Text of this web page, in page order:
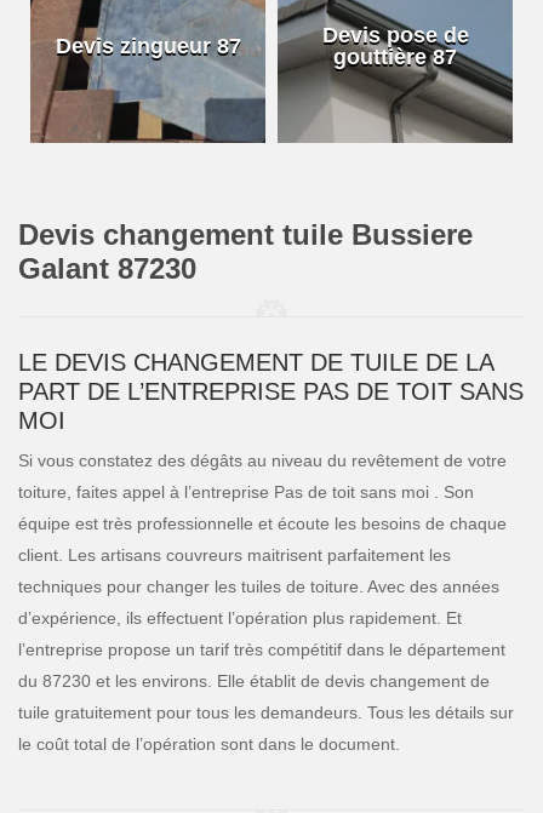
Devis zingueur 87
Devis pose de
gouttière 87
Devis changement tuile Bussiere
Galant 87230
LE DEVIS CHANGEMENT DE TUILE DE LA
PART DE L’ENTREPRISE PAS DE TOIT SANS
MOI
Si vous constatez des dégâts au niveau du revêtement de votre
toiture, faites appel à l’entreprise Pas de toit sans moi . Son
équipe est très professionnelle et écoute les besoins de chaque
client. Les artisans couvreurs maitrisent parfaitement les
techniques pour changer les tuiles de toiture. Avec des années
d’expérience, ils effectuent l’opération plus rapidement. Et
l’entreprise propose un tarif très compétitif dans le département
du 87230 et les environs. Elle établit de devis changement de
tuile gratuitement pour tous les demandeurs. Tous les détails sur
le coût total de l’opération sont dans le document.